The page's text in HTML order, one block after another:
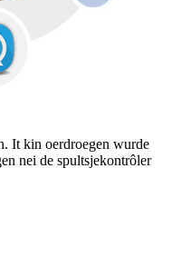
It kin oerdroegen wurde
nei de spultsjekontrôler